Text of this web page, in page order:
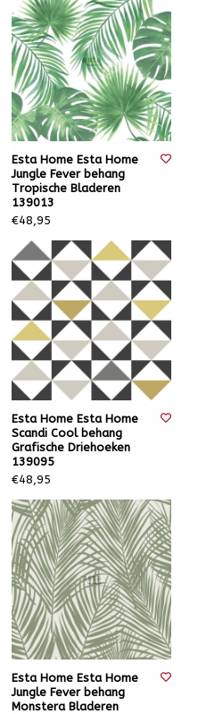
Esta Home Esta Home
Jungle Fever behang
Tropische Bladeren
139013
€48,95
Esta Home Esta Home
Scandi Cool behang
Grafische Driehoeken
139095
€48,95
Esta Home Esta Home
Jungle Fever behang
Monstera Bladeren